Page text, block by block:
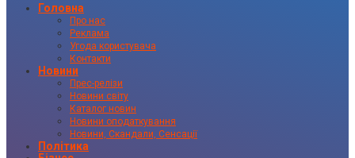
Головна
Про нас
Реклама
Угода користувача
Контакти
Новини
Прес-релізи
Новини світу
Каталог новин
Новини оподаткування
Новини, Скандали, Сенсації
Політика